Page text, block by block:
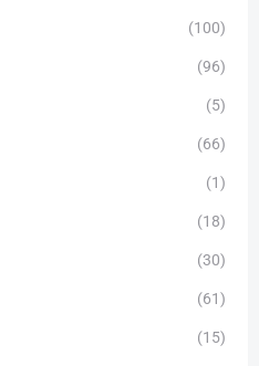
(100)
(96)
(5)
(66)
(1)
(18)
(30)
(61)
(15)